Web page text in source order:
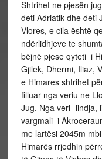
Shtrihet ne pjesën
deti Adriatik dhe deti
Vlores, e cila është
ndërlidhjeve te
bëjnë pjese qyteti i
Gjilek, Dhermi, Iliaz,
e Himares shtrihet
filluar nga veriu ne
Jug. Nga veri- lindja,
vargmali i
me lartësi 2045m
Himarës rrjedhin